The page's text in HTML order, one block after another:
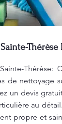
Thérèse
Thérèse:
de nettoyage
un devis
au
propre et